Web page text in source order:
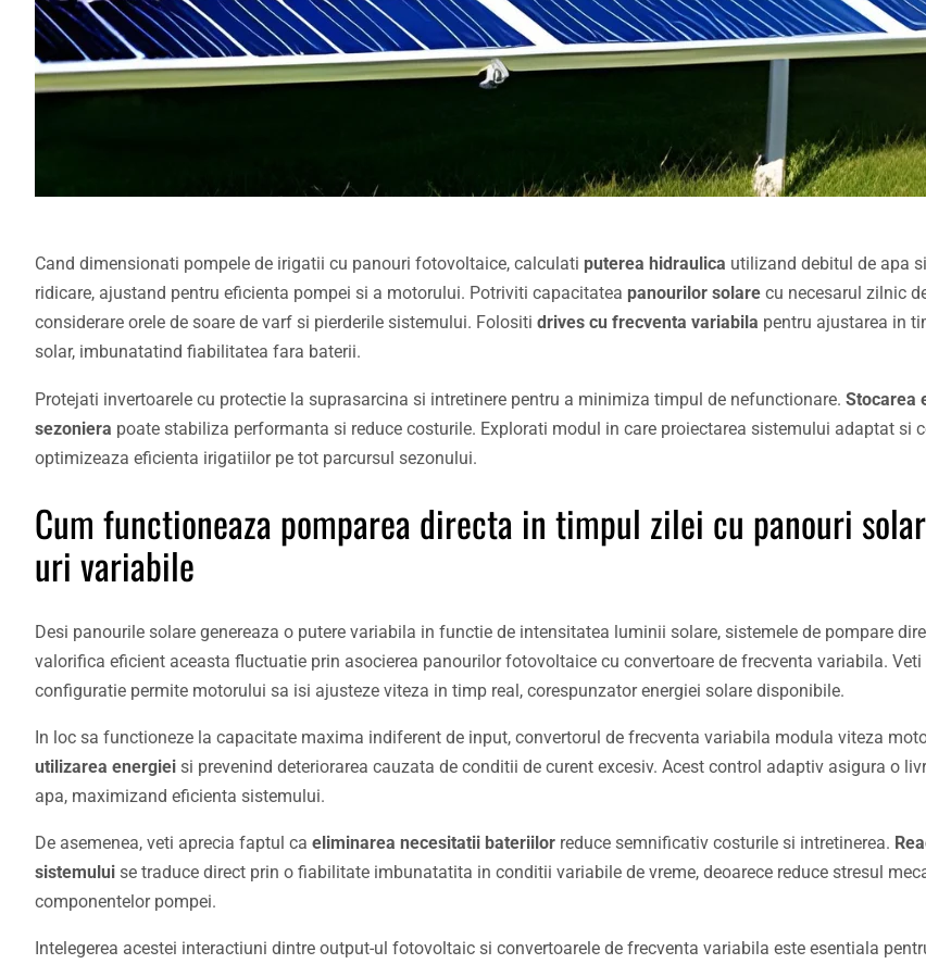
Cand dimensionati pompele de irigatii cu panouri fotovoltaice, calculati puterea hidraulica utilizand debitul de apa
ridicare, ajustand pentru eficienta pompei si a motorului. Potriviti capacitatea panourilor solare cu necesarul zilnic
considerare orele de soare de varf si pierderile sistemului. Folositi drives cu frecventa variabila pentru ajustarea in
solar, imbunatatind fiabilitatea fara baterii.
Protejati invertoarele cu protectie la suprasarcina si intretinere pentru a minimiza timpul de nefunctionare. Stocarea
sezoniera poate stabiliza performanta si reduce costurile. Explorati modul in care proiectarea sistemului adaptat si
optimizeaza eficienta irigatiilor pe tot parcursul sezonului.
Cum functioneaza pomparea directa in timpul zilei cu panouri
uri variabile
Desi panourile solare genereaza o putere variabila in functie de intensitatea luminii solare, sistemele de pompare
valorifica eficient aceasta fluctuatie prin asocierea panourilor fotovoltaice cu convertoare de frecventa variabila. Veti
configuratie permite motorului sa isi ajusteze viteza in timp real, corespunzator energiei solare disponibile.
In loc sa functioneze la capacitate maxima indiferent de input, convertorul de frecventa variabila modula viteza
utilizarea energiei si prevenind deteriorarea cauzata de conditii de curent excesiv. Acest control adaptiv asigura o
apa, maximizand eficienta sistemului.
De asemenea, veti aprecia faptul ca eliminarea necesitatii bateriilor reduce semnificativ costurile si intretinerea.
sistemului se traduce direct prin o fiabilitate imbunatatita in conditii variabile de vreme, deoarece reduce stresul
componentelor pompei.
Intelegerea acestei interactiuni dintre output-ul fotovoltaic si convertoarele de frecventa variabila este esentiala